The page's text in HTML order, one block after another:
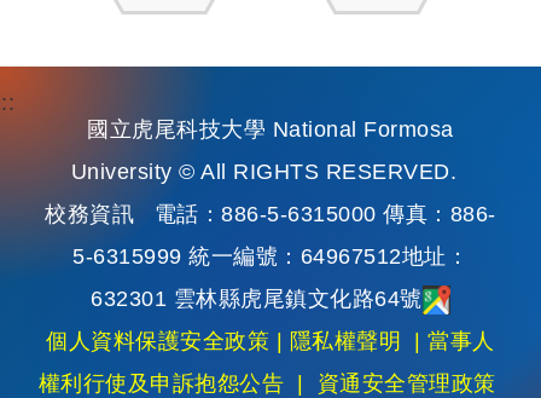
國立虎尾科技大學 National Formosa
University © All RIGHTS RESERVED.
校務資訊 電話：886-5-6315000 傳真：886-
5-6315999 統一編號：64967512地址：
632301 雲林縣虎尾鎮文化路64號
個人資料保護安全政策
隱私權聲明 |當事人
權利行使及申訴抱怨公告
資通安全管理政策